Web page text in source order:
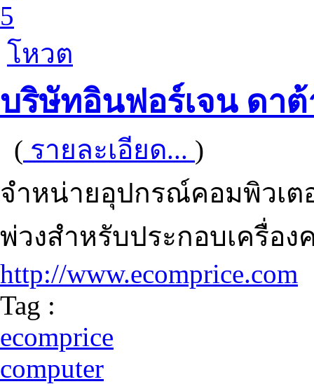
5
โหวต
บริษัทอินฟอร์เจน ดา
( รายละเอียด... )
จำหน่ายอุปกรณ์คอมพิวเต
พ่วงสำหรับประกอบเครื่อ
http://www.ecomprice.com
Tag :
ecomprice
computer